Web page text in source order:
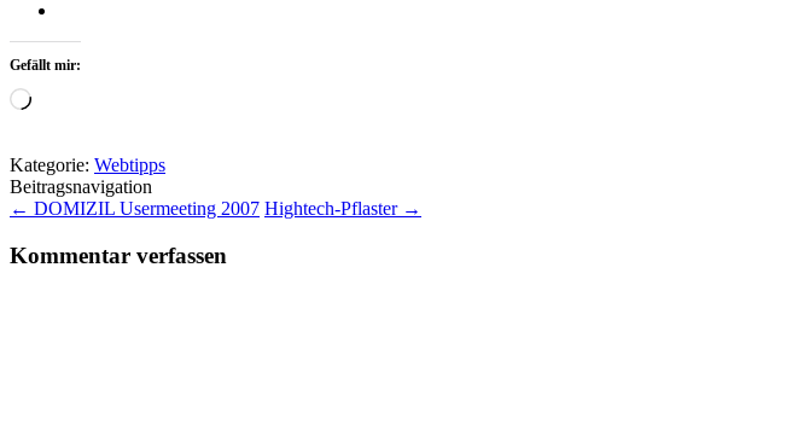
Gefällt mir:
Wird
Kategorie: Webtipps
Beitragsnavigation
← DOMIZIL Usermeeting 2007 Hightech-Pflaster →
Kommentar verfassen